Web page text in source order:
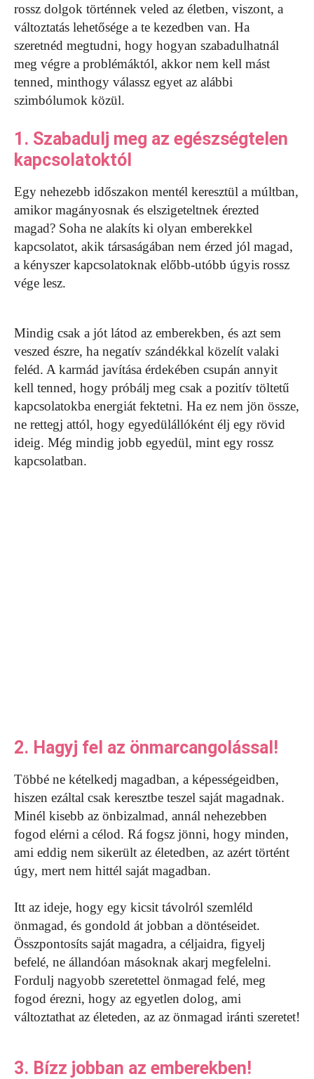
rossz dolgok történnek veled az életben, viszont, a
változtatás lehetősége a te kezedben van. Ha
szeretnéd megtudni, hogy hogyan szabadulhatnál
meg végre a problémáktól, akkor nem kell mást
tenned, minthogy válassz egyet az alábbi
szimbólumok közül.
1. Szabadulj meg az egészségtelen
kapcsolatoktól
Egy nehezebb időszakon mentél keresztül a múltban,
amikor magányosnak és elszigeteltnek érezted
magad? Soha ne alakíts ki olyan emberekkel
kapcsolatot, akik társaságában nem érzed jól magad,
a kényszer kapcsolatoknak előbb-utóbb úgyis rossz
vége lesz.
Mindig csak a jót látod az emberekben, és azt sem
veszed észre, ha negatív szándékkal közelít valaki
feléd. A karmád javítása érdekében csupán annyit
kell tenned, hogy próbálj meg csak a pozitív töltetű
kapcsolatokba energiát fektetni. Ha ez nem jön össze,
ne rettegj attól, hogy egyedülállóként élj egy rövid
ideig. Még mindig jobb egyedül, mint egy rossz
kapcsolatban.
2. Hagyj fel az önmarcangolással!
Többé ne kételkedj magadban, a képességeidben,
hiszen ezáltal csak keresztbe teszel saját magadnak.
Minél kisebb az önbizalmad, annál nehezebben
fogod elérni a célod. Rá fogsz jönni, hogy minden,
ami eddig nem sikerült az életedben, az azért történt
úgy, mert nem hittél saját magadban.
Itt az ideje, hogy egy kicsit távolról szemléld
önmagad, és gondold át jobban a döntéseidet.
Összpontosíts saját magadra, a céljaidra, figyelj
befelé, ne állandóan másoknak akarj megfelelni.
Fordulj nagyobb szeretettel önmagad felé, meg
fogod érezni, hogy az egyetlen dolog, ami
változtathat az életeden, az az önmagad iránti szeretet!
3. Bízz jobban az emberekben!